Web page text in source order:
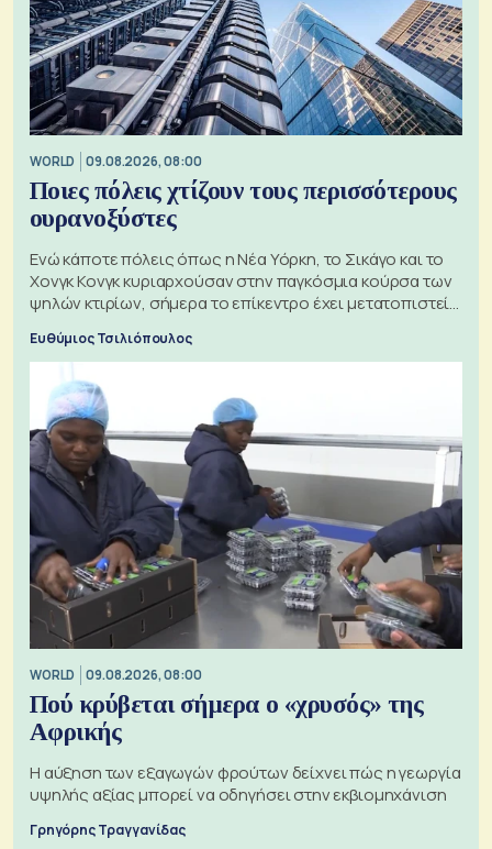
WORLD 09.08.2026, 08:00
Ποιες πόλεις χτίζουν τους περισσότερους
ουρανοξύστες
Ενώ κάποτε πόλεις όπως η Νέα Υόρκη, το Σικάγο και το
Χονγκ Κονγκ κυριαρχούσαν στην παγκόσμια κούρσα των
ψηλών κτιρίων, σήμερα το επίκεντρο έχει μετατοπιστεί
Ευθύμιος Τσιλιόπουλος
WORLD 09.08.2026, 08:00
Πού κρύβεται σήμερα ο «χρυσός» της
Αφρικής
Η αύξηση των εξαγωγών φρούτων δείχνει πώς η γεωργία
υψηλής αξίας μπορεί να οδηγήσει στην εκβιομηχάνιση
Γρηγόρης Τραγγανίδας